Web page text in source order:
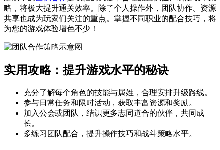
略，将极大提升通关效率。除了个人操作外，团队协作、资源
共享也成为玩家们关注的重点。掌握不同职业的配合技巧，将
为您的游戏体验增色不少！
实用攻略：提升游戏水平的秘诀
充分了解每个角色的技能与属姓，合理安排升级路线。
参与日常任务和限时活动，获取丰富资源和奖励。
加入公会或团队，结识更多志同道合的伙伴，共同成
长。
多练习团队配合，提升操作技巧和战斗策略水平。